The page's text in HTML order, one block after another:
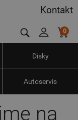
Kontakt
0
Disky
Autoservis
na